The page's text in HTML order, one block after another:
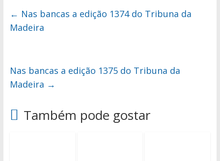
← Nas bancas a edição 1374 do Tribuna da
Madeira
Nas bancas a edição 1375 do Tribuna da
Madeira →
Também pode gostar